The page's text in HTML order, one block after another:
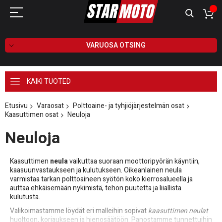
VARUOSA OTSING
KAIKI TUOTED
Etusivu Varaosat
Polttoaine- ja tyhjiöjärjestelmän osat
Kaasuttimen osat
Neuloja
Neuloja
Kaasuttimen neulavaikuttaa suoraan moottoripyörän käyntiin,
kaasuunvastaukseen ja kulutukseen. Oikeanlainen neula
varmistaa tarkan polttoaineen syötön koko kierrosalueella ja
auttaa ehkäisemään nykimistä, tehon puutetta ja liiallista
kulutusta.
Valikoimastamme löydät eri malleihin sopivatkaasuttimen neulat
huoltoon, korjaukseen ja hienosäätöön. Panostamme tunnettuihin